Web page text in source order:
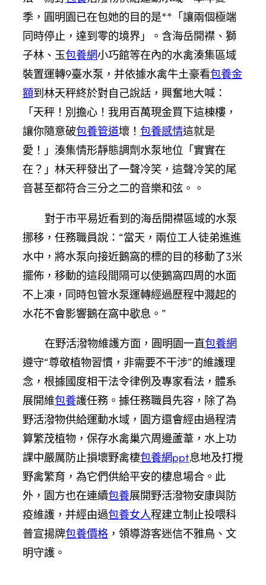
季，圓明園已在包她的目的是**「讓兩個極端
同時停止，達到零的境界」。含海岳開襟、獅
子林、玉包養網小巧館等在內的水禽湊集區域
裝置運轉9臺水泵，并依據水禽牛土豪看包養金
額到林天秤終於對自己說話，興奮地大喊：
「天秤！別擔心！我用百萬現金買下這棟樓，
讓你隨意破包養管道壞！ 包養感情這就是
愛！」湊集情形靜態調劑水泵地位「實實在
在？」林天秤發出了一聲冷笑，這聲冷笑的尾
音甚至都符合三分之二的音樂和弦。。
對于市平易近看到的海岳開襟區域的水泵
挪移，任務職員說：“當天，兩位工人徒弟進進
水中，將水泵向接近鵝窩的標的目的移動了3米
擺佈，移動的這段間隔可以使鵝窩四周的水面
不上凍，同時包管水泵運轉經過歷程中濺起的
水花不會影響鵝在窩中歇息。”
在野活潑物維護方面，圓明園一直包養網
遵守“尊敬植物習慣，非需要不干涉”的維護理
念，根據國度相干法令律例及專家看法，體系
展開維包養護任務。據任務職員先容，除了為
野活潑物供給運動水域，園方還會經由過程清
算繁茂植物，保存水禽巢穴周邊蘆葦，水上功
課中嚴厲防止損壞野禽棲包養網ppt息地及打攪
野禽繁育，為它們供給平安的棲息場合。此
外，園方也在連續包養展開野活潑物安康與防
疫維護，并經由過包養女人程建立制止投喂科
普宣揚牌包養價格 ，領導游客迷信不雅鳥、文
明守護。